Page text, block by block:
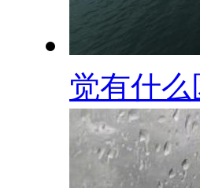
觉有什么